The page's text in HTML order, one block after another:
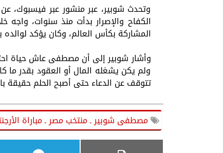
وتحدث شوبير، عبر منشور عبر فيسبوك،
الكفاح والإصرار بدأت منذ سنوات، واجه
المشاركة بكأس العالم، وكان يؤكد
وأشار شوبير إلى أن مصطفى عاش حياة
ولم يكن يشغله المال أو العقود بقدر ما
تتوقف عن الدعاء حتى أصبح الحلم حقيقة
مصطفى شوبير ـ منتخب مصر ـ مباراة